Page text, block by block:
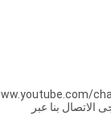
بنا عبر